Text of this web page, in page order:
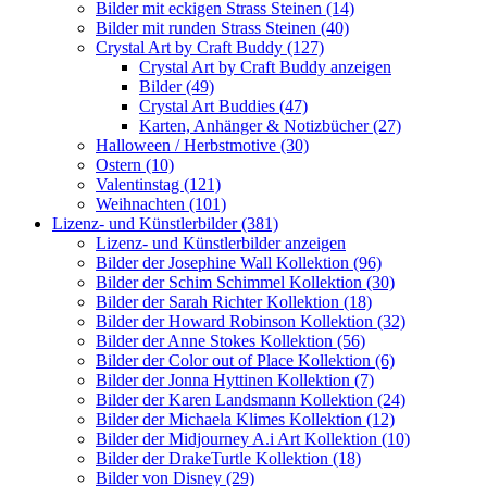
Bilder mit eckigen Strass Steinen (14)
Bilder mit runden Strass Steinen (40)
Crystal Art by Craft Buddy (127)
Crystal Art by Craft Buddy anzeigen
Bilder (49)
Crystal Art Buddies (47)
Karten, Anhänger & Notizbücher (27)
Halloween / Herbstmotive (30)
Ostern (10)
Valentinstag (121)
Weihnachten (101)
Lizenz- und Künstlerbilder (381)
Lizenz- und Künstlerbilder anzeigen
Bilder der Josephine Wall Kollektion (96)
Bilder der Schim Schimmel Kollektion (30)
Bilder der Sarah Richter Kollektion (18)
Bilder der Howard Robinson Kollektion (32)
Bilder der Anne Stokes Kollektion (56)
Bilder der Color out of Place Kollektion (6)
Bilder der Jonna Hyttinen Kollektion (7)
Bilder der Karen Landsmann Kollektion (24)
Bilder der Michaela Klimes Kollektion (12)
Bilder der Midjourney A.i Art Kollektion (10)
Bilder der DrakeTurtle Kollektion (18)
Bilder von Disney (29)